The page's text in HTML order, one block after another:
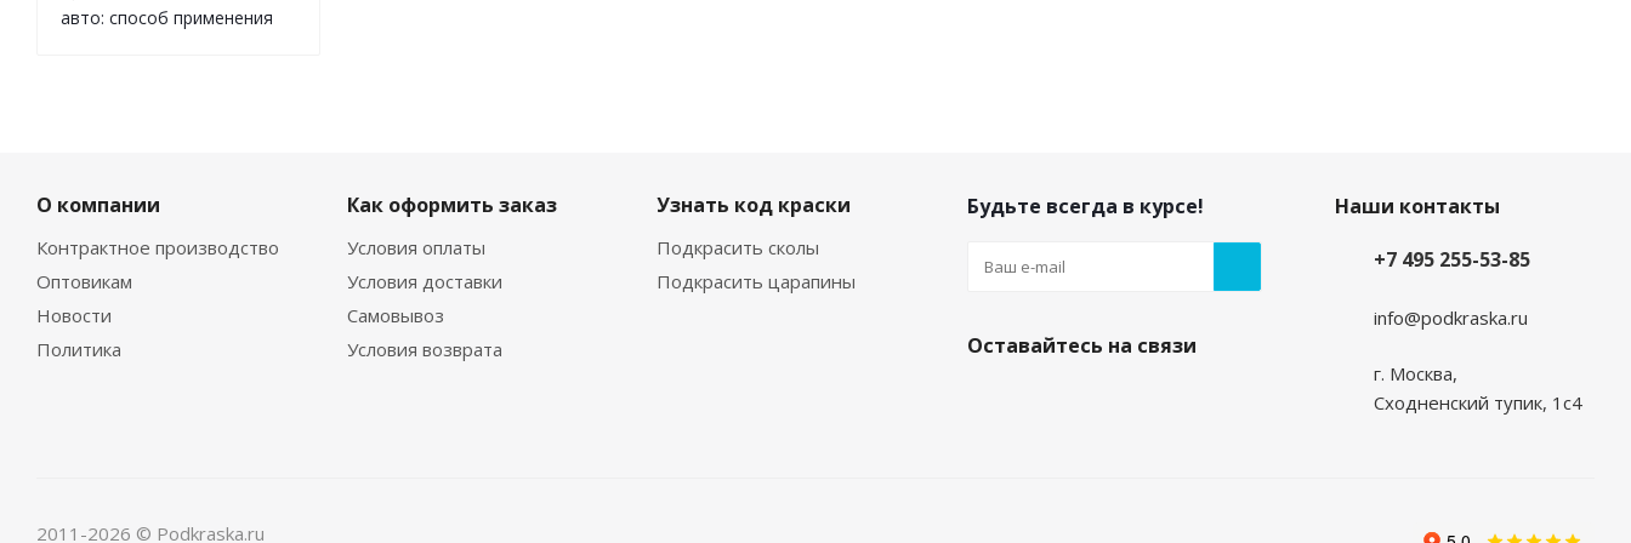
авто: способ применения
О компании
Контрактное производство
Оптовикам
Новости
Политика
Как оформить заказ
Условия оплаты
Условия доставки
Самовывоз
Условия возврата
Узнать код краски
Подкрасить сколы
Подкрасить царапины
Будьте всегда в курсе!
Оставайтесь на связи
Наши контакты
+7 495 255-53-85
info@podkraska.ru
г. Москва,
Сходненский тупик, 1с4
2011-2026 © Podkraska.ru